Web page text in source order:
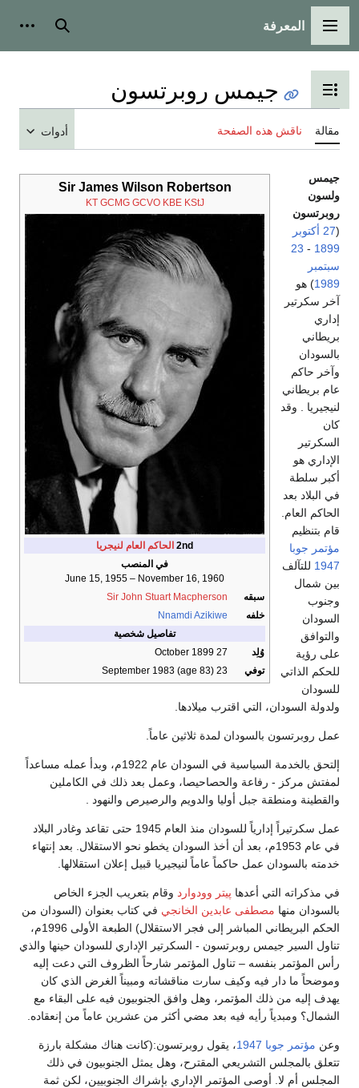
القائمة الرئيسية
المعرفة بحث
تبديل عرض جدول المحتويات
جيمس روبرتسون
مقالة ناقش هذه الصفحة أدوات
Sir James Wilson Robertson
KT GCMG GCVO KBE KStJ
2nd الحاكم العام لنيجريا
في المنصب
June 15, 1955 – November 16, 1960
سبقه
Sir John Stuart Macpherson
خلفه
Nnamdi Azikiwe
تفاصيل شخصية
وُلِد
27 October 1899
توفي
23 September 1983 (age 83)
جيمس
ولسون
روبرتسون
(27 أكتوبر
1899
-
23
سبتمبر
1989) هو
آخر سكرتير
إداري
بريطاني
بالسودان
وآخر حاكم
عام بريطاني
لنيجيريا . وقد
كان
السكرتير
الإداري هو
أكبر سلطة
في البلاد بعد
الحاكم العام.
قام بتنظيم
مؤتمر جوبا
1947 للتآلف
بين شمال
وجنوب
السودان
والتوافق
على رؤية
للحكم الذاتي
للسودان
ولدولة السودان، التي اقترب ميلادها.
عمل روبرتسون بالسودان لمدة ثلاثين عاماً.
إلتحق بالخدمة السياسية في السودان عام 1922م، وبدأ عمله مساعداً
لمفتش مركز - رفاعة والحصاحيصا، وعمل بعد ذلك في الكاملين
والقطينة ومنطقة جبل أوليا والدويم والرصيرص والنهود .
عمل سكرتيراً إدارياً للسودان منذ العام 1945 حتى تقاعد وغادر البلاد
في عام 1953م، بعد أن أخذ السودان يخطو نحو الاستقلال. بعد إنتهاء
خدمته بالسودان عمل حاكماً عاماً لنيجيريا قبيل إعلان استقلالها.
في مذكراته التي أعدها پيتر وودوارد وقام بتعريب الجزء الخاص
بالسودان منها مصطفى عابدين الخانجي في كتاب بعنوان (السودان من
الحكم البريطاني المباشر إلى فجر الاستقلال) الطبعة الأولى 1996م،
تناول السير جيمس روبرتسون - السكرتير الإداري للسودان حينها والذي
رأس المؤتمر بنفسه – تناول المؤتمر شارحاً الظروف التي دعت إليه
وموضحاً ما دار فيه وكيف سارت مناقشاته ومبيناً الغرض الذي كان
يهدف إليه من ذلك المؤتمر، وهل وافق الجنوبيون فيه على البقاء مع
الشمال؟ ومبدياً رأيه فيه بعد مضي أكثر من عشرين عاماً من إنعقاده.
وعن مؤتمر جوبا 1947
، يقول روبرتسون:(كانت هناك مشكلة بارزة
تتعلق بالمجلس التشريعي المقترح، وهل يمثل الجنوبيون في ذلك
المجلس أم لا. أوصى المؤتمر الإداري بإشراك الجنوبيين، لكن ثمة